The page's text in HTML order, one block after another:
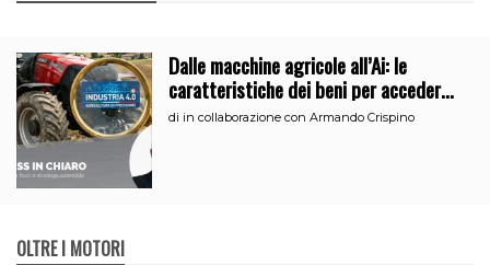
Dalle macchine agricole all’Ai: le
caratteristiche dei beni per accedere
all’iperammortamento
di in collaborazione con Armando Crispino
OLTRE I MOTORI